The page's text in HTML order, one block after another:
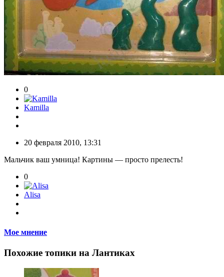
0
Kamilla
20 февраля 2010, 13:31
Мальчик ваш умница! Картины — просто прелесть!
0
Alisa
Мое мнение
Похожие топики на Лантиках